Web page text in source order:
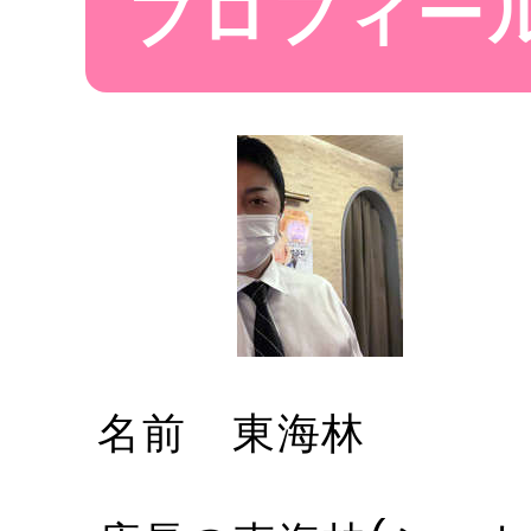
電話
メール
名前 東海林